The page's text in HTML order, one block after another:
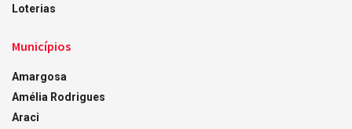
Loterias
Municípios
Amargosa
Amélia Rodrigues
Araci